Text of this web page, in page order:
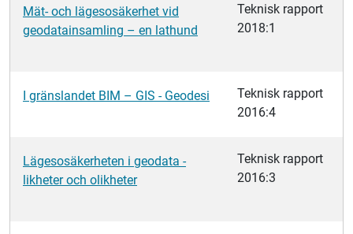
Mät- och lägesosäkerhet vid
geodatainsamling – en lathund
Teknisk rapport
2018:1
I gränslandet BIM – GIS - Geodesi
Teknisk rapport
2016:4
Lägesosäkerheten i geodata -
likheter och olikheter
Teknisk rapport
2016:3